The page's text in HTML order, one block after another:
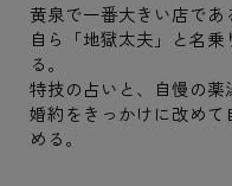
黄泉で一番大きい店であ
自ら「地獄太夫」と名
る。
特技の占いと、自慢の薬
婚約をきっかけに改め
める。